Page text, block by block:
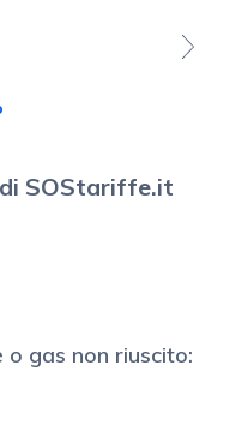
SOStariffe.it
gas non riuscito: